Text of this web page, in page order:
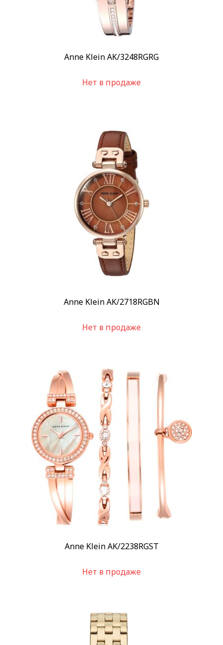
Anne Klein AK/3248RGRG
Нет в продаже
Anne Klein AK/2718RGBN
Нет в продаже
Anne Klein AK/2238RGST
Нет в продаже